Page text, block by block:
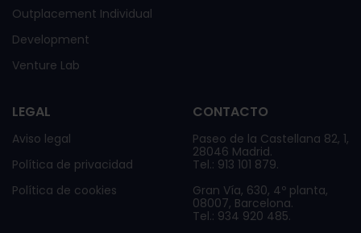
Outplacement Individual
Development
Venture Lab
LEGAL
Aviso legal
Política de privacidad
Política de cookies
CONTACTO
Paseo de la Castellana 82, 1,
28046 Madrid.
Tel.: 913 101 879.
Gran Vía, 630, 4º planta,
08007, Barcelona.
Tel.: 934 920 485.